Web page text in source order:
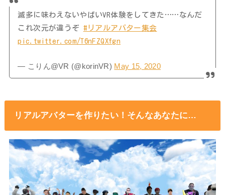
滅多に味わえないやばいVR体験をしてきた……なんだ
これ次元が違うぞ #リアルアバター集会
pic.twitter.com/T6nFZQXfgn
— こりん@VR (@korinVR) May 15, 2020
リアルアバターを作りたい！そんなあなたに…